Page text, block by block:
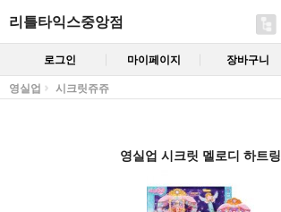
리틀타익스중앙점
로그인 마이페이지 장바구니
영실업 시크릿쥬쥬
영실업 시크릿 멜로디 하트링